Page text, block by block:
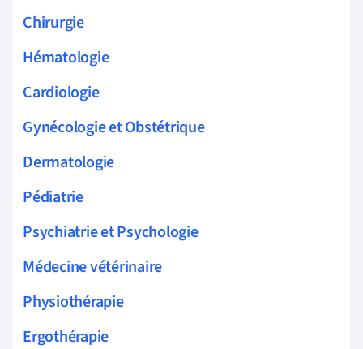
Chirurgie
Hématologie
Cardiologie
Gynécologie et Obstétrique
Dermatologie
Pédiatrie
Psychiatrie et Psychologie
Médecine vétérinaire
Physiothérapie
Ergothérapie